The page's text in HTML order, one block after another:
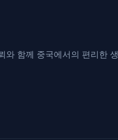
와 함께 중국에서의 편리한 생